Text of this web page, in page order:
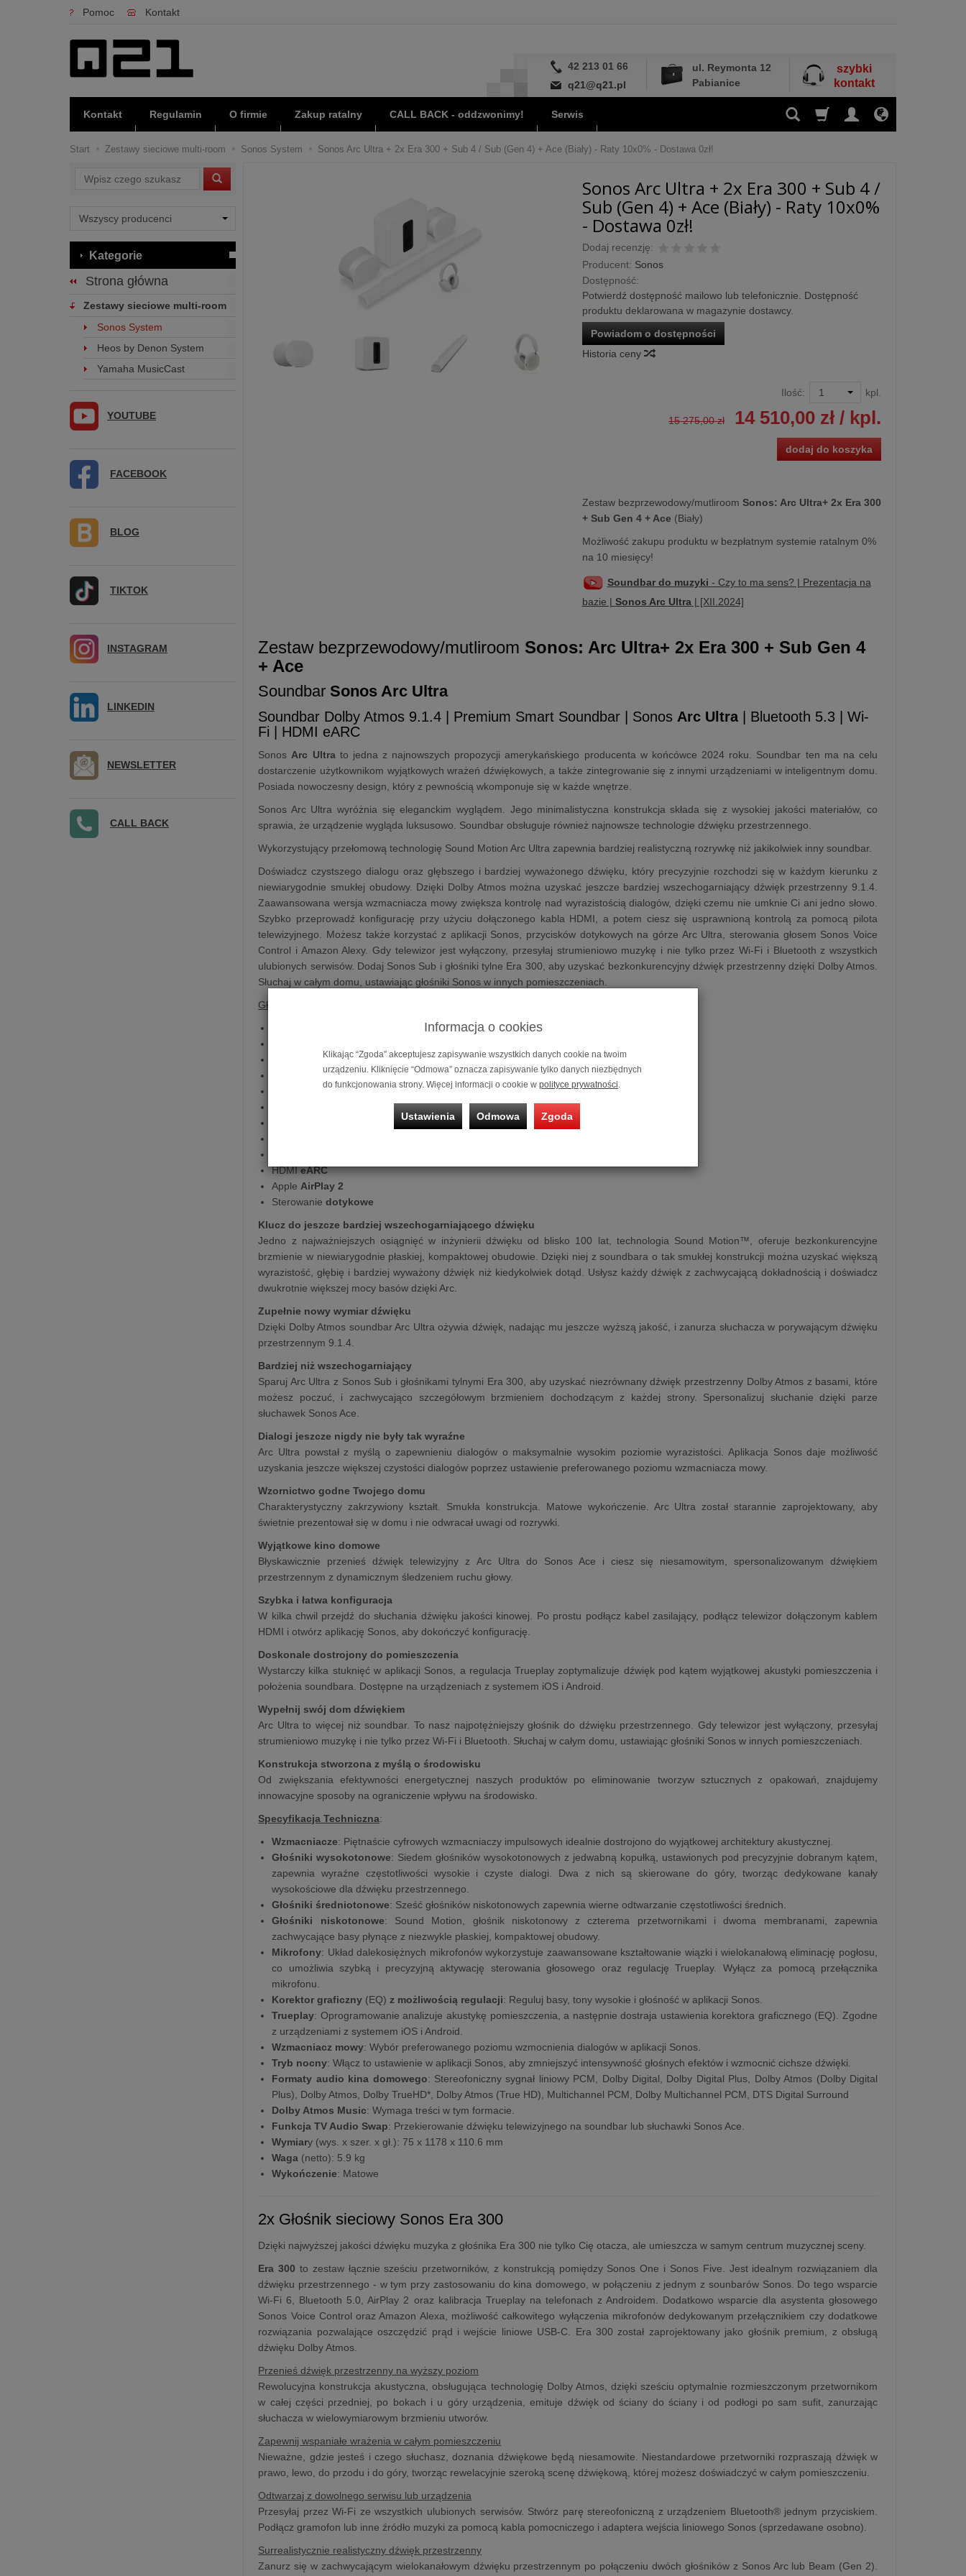
Pomoc Kontakt
42 213 01 66
q21@q21.pl
ul. Reymonta 12
Pabianice
szybki
kontakt
Kontakt Regulamin O firmie Zakup ratalny CALL BACK - oddzwonimy! Serwis
Start Zestawy sieciowe multi-room Sonos System Sonos Arc Ultra + 2x Era 300 + Sub 4 / Sub (Gen 4) + Ace (Biały) - Raty 10x0% - Dostawa 0zł!
Sonos Arc Ultra + 2x Era 300 + Sub 4 /
Sub (Gen 4) + Ace (Biały) - Raty 10x0%
- Dostawa 0zł!
Dodaj recenzję:
Producent: Sonos
Dostępność:
Potwierdź dostępność mailowo lub telefonicznie. Dostępność
produktu deklarowana w magazynie dostawcy.
Powiadom o dostępności
Historia ceny
Ilość: kpl.
15 275,00 zł 14 510,00 zł/ kpl.
dodaj do koszyka
Zestaw bezprzewodowy/mutliroom Sonos: Arc Ultra+ 2x Era 300
+ Sub Gen 4 + Ace (Biały)
Możliwość zakupu produktu w bezpłatnym systemie ratalnym 0%
na 10 miesięcy!
Soundbar do muzyki - Czy to ma sens? | Prezentacja na
bazie | Sonos Arc Ultra| [XII.2024]
Zestaw bezprzewodowy/mutliroom Sonos: Arc Ultra+ 2x Era 300 + Sub Gen 4
+ Ace
Soundbar Sonos Arc Ultra
Soundbar Dolby Atmos 9.1.4 | Premium Smart Soundbar | Sonos Arc Ultra| Bluetooth 5.3 | Wi-
Fi | HDMI eARC
Sonos Arc Ultra to jedna z najnowszych propozycji amerykańskiego producenta w końcówce 2024 roku. Soundbar ten ma na celu
dostarczenie użytkownikom wyjątkowych wrażeń dźwiękowych, a także zintegrowanie się z innymi urządzeniami w inteligentnym domu.
Posiada nowoczesny design, który z pewnością wkomponuje się w każde wnętrze.
Sonos Arc Ultra wyróżnia się eleganckim wyglądem. Jego minimalistyczna konstrukcja składa się z wysokiej jakości materiałów, co
sprawia, że urządzenie wygląda luksusowo. Soundbar obsługuje również najnowsze technologie dźwięku przestrzennego.
Wykorzystujący przełomową technologię Sound Motion Arc Ultra zapewnia bardziej realistyczną rozrywkę niż jakikolwiek inny soundbar.
Doświadcz czystszego dialogu oraz głębszego i bardziej wyważonego dźwięku, który precyzyjnie rozchodzi się w każdym kierunku z
niewiarygodnie smukłej obudowy. Dzięki Dolby Atmos można uzyskać jeszcze bardziej wszechogarniający dźwięk przestrzenny 9.1.4.
Zaawansowana wersja wzmacniacza mowy zwiększa kontrolę nad wyrazistością dialogów, dzięki czemu nie umknie Ci ani jedno słowo.
Szybko przeprowadź konfigurację przy użyciu dołączonego kabla HDMI, a potem ciesz się usprawnioną kontrolą za pomocą pilota
telewizyjnego. Możesz także korzystać z aplikacji Sonos, przycisków dotykowych na górze Arc Ultra, sterowania głosem Sonos Voice
Control i Amazon Alexy. Gdy telewizor jest wyłączony, przesyłaj strumieniowo muzykę i nie tylko przez Wi-Fi i Bluetooth z wszystkich
ulubionych serwisów. Dodaj Sonos Sub i głośniki tylne Era 300, aby uzyskać bezkonkurencyjny dźwięk przestrzenny dzięki Dolby Atmos.
Słuchaj w całym domu, ustawiając głośniki Sonos w innych pomieszczeniach.
Główne Cechy
sterowania głosowego
pilotem telewizyjnym
HDMIeARC
Apple AirPlay 2
Sterowaniedotykowe
Klucz do jeszcze bardziej wszechogarniającego dźwięku
Jedno z najważniejszych osiągnięć w inżynierii dźwięku od blisko 100 lat, technologia Sound Motion™, oferuje bezkonkurencyjne
brzmienie w niewiarygodnie płaskiej, kompaktowej obudowie. Dzięki niej z soundbara o tak smukłej konstrukcji można uzyskać większą
wyrazistość, głębię i bardziej wyważony dźwięk niż kiedykolwiek dotąd. Usłysz każdy dźwięk z zachwycającą dokładnością i doświadcz
dwukrotnie większej mocy basów dzięki Arc.
Zupełnie nowy wymiar dźwięku
Dzięki Dolby Atmos soundbar Arc Ultra ożywia dźwięk, nadając mu jeszcze wyższą jakość, i zanurza słuchacza w porywającym dźwięku
przestrzennym 9.1.4.
Bardziej niż wszechogarniający
Sparuj Arc Ultra z Sonos Sub i głośnikami tylnymi Era 300, aby uzyskać niezrównany dźwięk przestrzenny Dolby Atmos z basami, które
możesz poczuć, i zachwycająco szczegółowym brzmieniem dochodzącym z każdej strony. Spersonalizuj słuchanie dzięki parze
słuchawek Sonos Ace.
Dialogi jeszcze nigdy nie były tak wyraźne
Arc Ultra powstał z myślą o zapewnieniu dialogów o maksymalnie wysokim poziomie wyrazistości. Aplikacja Sonos daje możliwość
uzyskania jeszcze większej czystości dialogów poprzez ustawienie preferowanego poziomu wzmacniacza mowy.
Wzornictwo godne Twojego domu
Charakterystyczny zakrzywiony kształt. Smukła konstrukcja. Matowe wykończenie. Arc Ultra został starannie zaprojektowany, aby
świetnie prezentował się w domu i nie odwracał uwagi od rozrywki.
Wyjątkowe kino domowe
Błyskawicznie przenieś dźwięk telewizyjny z Arc Ultra do Sonos Ace i ciesz się niesamowitym, spersonalizowanym dźwiękiem
przestrzennym z dynamicznym śledzeniem ruchu głowy.
Szybka i łatwa konfiguracja
W kilka chwil przejdź do słuchania dźwięku jakości kinowej. Po prostu podłącz kabel zasilający, podłącz telewizor dołączonym kablem
HDMI i otwórz aplikację Sonos, aby dokończyć konfigurację.
Doskonale dostrojony do pomieszczenia
Wystarczy kilka stuknięć w aplikacji Sonos, a regulacja Trueplay zoptymalizuje dźwięk pod kątem wyjątkowej akustyki pomieszczenia i
położenia soundbara. Dostępne na urządzeniach z systemem iOS i Android.
Wypełnij swój dom dźwiękiem
Arc Ultra to więcej niż soundbar. To nasz najpotężniejszy głośnik do dźwięku przestrzennego. Gdy telewizor jest wyłączony, przesyłaj
strumieniowo muzykę i nie tylko przez Wi-Fi i Bluetooth. Słuchaj w całym domu, ustawiając głośniki Sonos w innych pomieszczeniach.
Konstrukcja stworzona z myślą o środowisku
Od zwiększania efektywności energetycznej naszych produktów po eliminowanie tworzyw sztucznych z opakowań, znajdujemy
innowacyjne sposoby na ograniczenie wpływu na środowisko.
Specyfikacja Techniczna:
Wzmacniacze: Piętnaście cyfrowych wzmacniaczy impulsowych idealnie dostrojono do wyjątkowej architektury akustycznej.
Głośniki wysokotonowe: Siedem głośników wysokotonowych z jedwabną kopułką, ustawionych pod precyzyjnie dobranym kątem,
zapewnia wyraźne częstotliwości wysokie i czyste dialogi. Dwa z nich są skierowane do góry, tworząc dedykowane kanały
wysokościowe dla dźwięku przestrzennego.
Głośniki średniotonowe: Sześć głośników niskotonowych zapewnia wierne odtwarzanie częstotliwości średnich.
Głośniki niskotonowe: Sound Motion, głośnik niskotonowy z czterema przetwornikami i dwoma membranami, zapewnia
zachwycające basy płynące z niezwykle płaskiej, kompaktowej obudowy.
Mikrofony: Układ dalekosiężnych mikrofonów wykorzystuje zaawansowane kształtowanie wiązki i wielokanałową eliminację pogłosu,
co umożliwia szybką i precyzyjną aktywację sterowania głosowego oraz regulację Trueplay. Wyłącz za pomocą przełącznika
mikrofonu.
Korektor graficzny (EQ) z możliwością regulacji: Reguluj basy, tony wysokie i głośność w aplikacji Sonos.
Trueplay: Oprogramowanie analizuje akustykę pomieszczenia, a następnie dostraja ustawienia korektora graficznego (EQ). Zgodne
z urządzeniami z systemem iOS i Android.
Wzmacniacz mowy: Wybór preferowanego poziomu wzmocnienia dialogów w aplikacji Sonos.
Tryb nocny: Włącz to ustawienie w aplikacji Sonos, aby zmniejszyć intensywność głośnych efektów i wzmocnić cichsze dźwięki.
Formaty audio kina domowego: Stereofoniczny sygnał liniowy PCM, Dolby Digital, Dolby Digital Plus, Dolby Atmos (Dolby Digital
Plus), Dolby Atmos, Dolby TrueHD*, Dolby Atmos (True HD), Multichannel PCM, Dolby Multichannel PCM, DTS Digital Surround
Dolby Atmos Music: Wymaga treści w tym formacie.
Funkcja TV Audio Swap: Przekierowanie dźwięku telewizyjnego na soundbar lub słuchawki Sonos Ace.
Wymiary (wys. x szer. x gł.): 75 x 1178 x 110.6 mm
Waga (netto): 5.9 kg
Wykończenie: Matowe
2x Głośnik sieciowy Sonos Era 300
Dzięki najwyższej jakości dźwięku muzyka z głośnika Era 300 nie tylko Cię otacza, ale umieszcza w samym centrum muzycznej sceny.
Era 300 to zestaw łącznie sześciu przetworników, z konstrukcją pomiędzy Sonos One i Sonos Five. Jest idealnym rozwiązaniem dla
dźwięku przestrzennego - w tym przy zastosowaniu do kina domowego, w połączeniu z jednym z sounbarów Sonos. Do tego wsparcie
Wi-Fi 6, Bluetooth 5.0, AirPlay 2 oraz kalibracja Trueplay na telefonach z Androidem. Dodatkowo wsparcie dla asystenta głosowego
Sonos Voice Control oraz Amazon Alexa, możliwość całkowitego wyłączenia mikrofonów dedykowanym przełącznikiem czy dodatkowe
rozwiązania pozwalające oszczędzić prąd i wejście liniowe USB-C. Era 300 został zaprojektowany jako głośnik premium, z obsługą
dźwięku Dolby Atmos.
Przenieś dźwięk przestrzenny na wyższy poziom
Rewolucyjna konstrukcja akustyczna, obsługująca technologię Dolby Atmos, dzięki sześciu optymalnie rozmieszczonym przetwornikom
w całej części przedniej, po bokach i u góry urządzenia, emituje dźwięk od ściany do ściany i od podłogi po sam sufit, zanurzając
słuchacza w wielowymiarowym brzmieniu utworów.
Zapewnij wspaniałe wrażenia w całym pomieszczeniu
Nieważne, gdzie jesteś i czego słuchasz, doznania dźwiękowe będą niesamowite. Niestandardowe przetworniki rozpraszają dźwięk w
prawo, lewo, do przodu i do góry, tworząc rewelacyjnie szeroką scenę dźwiękową, której możesz doświadczyć w całym pomieszczeniu.
Odtwarzaj z dowolnego serwisu lub urządzenia
Przesyłaj przez Wi-Fi ze wszystkich ulubionych serwisów. Stwórz parę stereofoniczną z urządzeniem Bluetooth® jednym przyciskiem.
Podłącz gramofon lub inne źródło muzyki za pomocą kabla pomocniczego i adaptera wejścia liniowego Sonos (sprzedawane osobno).
Surrealistycznie realistyczny dźwięk przestrzenny
Zanurz się w zachwycającym wielokanałowym dźwięku przestrzennym po połączeniu dwóch głośników z Sonos Arc lub Beam (Gen 2).
Wyszukaj
Kategorie
Strona główna
Zestawy sieciowe multi-room
Sonos System
Heos by Denon System
Yamaha MusicCast
YOUTUBE
FACEBOOK
BLOG
TIKTOK
INSTAGRAM
LINKEDIN
NEWSLETTER
CALL BACK
Informacja o cookies
Klikając “Zgoda” akceptujesz zapisywanie wszystkich danych cookie na twoim
urządzeniu. Kliknięcie “Odmowa” oznacza zapisywanie tylko danych niezbędnych
do funkcjonowania strony. Więcej informacji o cookie w polityce prywatności.
Ustawienia Odmowa Zgoda